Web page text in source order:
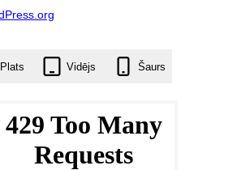
reizes
Plats Vidējs Šaurs